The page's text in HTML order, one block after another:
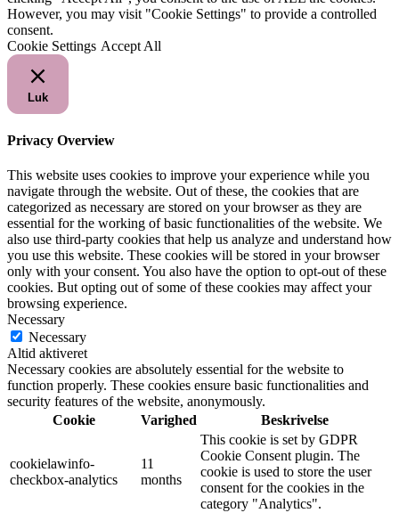
However, you may visit "Cookie Settings" to provide a controlled
consent.
Cookie Settings Accept All
Luk
Privacy Overview
This website uses cookies to improve your experience while you
navigate through the website. Out of these, the cookies that are
categorized as necessary are stored on your browser as they are
essential for the working of basic functionalities of the website. We
also use third-party cookies that help us analyze and understand how
you use this website. These cookies will be stored in your browser
only with your consent. You also have the option to opt-out of these
cookies. But opting out of some of these cookies may affect your
browsing experience.
Necessary
Necessary
Altid aktiveret
Necessary cookies are absolutely essential for the website to
function properly. These cookies ensure basic functionalities and
security features of the website, anonymously.
Cookie
Varighed Beskrivelse
cookielawinfo-
checkbox-analytics
11
months
This cookie is set by GDPR
Cookie Consent plugin. The
cookie is used to store the user
consent for the cookies in the
category "Analytics".